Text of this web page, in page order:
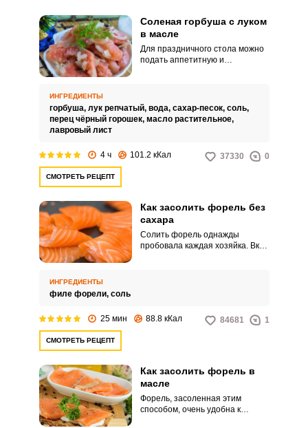
Соленая горбуша с луком
в масле
Для праздничного стола можно
подать аппетитную и
приготовлении.
ИНГРЕДИЕНТЫ
горбуша, лук репчатый, вода, сахар-песок, соль,
перец чёрный горошек, масло растительное,
лавровый лист
4 ч 101.2 кКал 37330 0
СМОТРЕТЬ РЕЦЕПТ
Как засолить форель без
сахара
Солить форель однажды
пробовала каждая хозяйка. Вкус
ИНГРЕДИЕНТЫ
филе форели, соль
25 мин 88.8 кКал 84681 1
СМОТРЕТЬ РЕЦЕПТ
Как засолить форель в
масле
Форель, засоленная этим
способом, очень удобна к
Запомнить меня
ЕЩЕ НЕ ЗАРЕГИСТРИРОВАННЫ?
Забыли пароль?